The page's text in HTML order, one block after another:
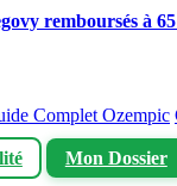
remboursés à
Complet Ozempic
Mon Dossier